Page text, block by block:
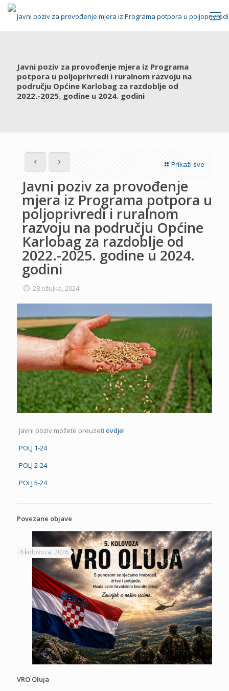
Javni poziv za provođenje mjera iz Programa
potpora u poljoprivredi i ruralnom razvoju na
području Općine Karlobag za razdoblje od
2022.-2025. godine u 2024. godini
Prikaži sve
Javni poziv za provođenje
mjera iz Programa potpora u
poljoprivredi i ruralnom
razvoju na području Općine
Karlobag za razdoblje od
2022.-2025. godine u 2024.
godini
28 ožujka, 2024
Javni poziv možete preuzeti ovdje!
POLJ 1-24
POLJ 2-24
POLJ 5-24
Povezane objave
4 kolovoza, 2026
VRO Oluja